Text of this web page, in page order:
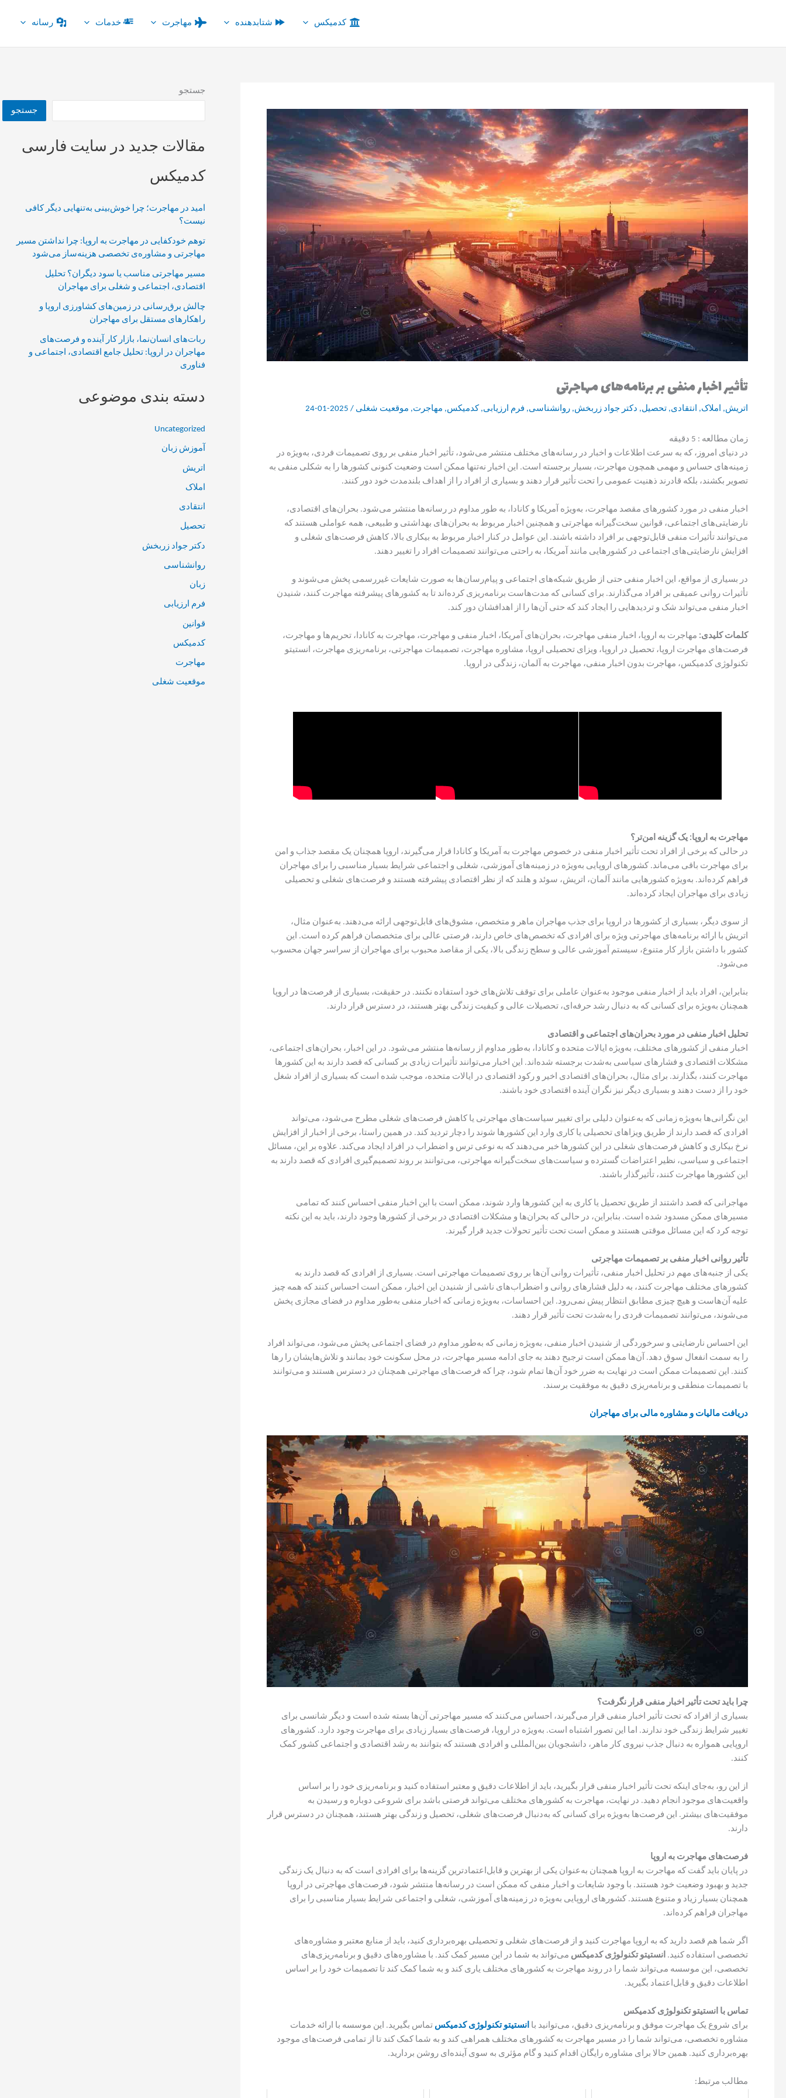
کدمیکس شتابدهنده مهاجرت خدمات رسانه
تأثیر اخبار منفی بر برنامه‌های مهاجرتی
اتریش, املاک, انتقادی, تحصیل, دکتر جواد زربخش, روانشناسی, فرم ارزیابی, کدمیکس, مهاجرت, موقعیت شغلی /
2025-01-24
زمان مطالعه : 5 دقیقه
در دنیای امروز، که به سرعت اطلاعات و اخبار در رسانه‌های مختلف منتشر می‌شود، تأثیر اخبار منفی بر روی تصمیمات فردی، به‌ویژه در
زمینه‌های حساس و مهمی همچون مهاجرت، بسیار برجسته است. این اخبار نه‌تنها ممکن است وضعیت کنونی کشورها را به شکلی منفی به
تصویر بکشند، بلکه قادرند ذهنیت عمومی را تحت تأثیر قرار دهند و بسیاری از افراد را از اهداف بلندمدت خود دور کنند.
اخبار منفی در مورد کشورهای مقصد مهاجرت، به‌ویژه آمریکا و کانادا، به طور مداوم در رسانه‌ها منتشر می‌شود. بحران‌های اقتصادی،
نارضایتی‌های اجتماعی، قوانین سخت‌گیرانه مهاجرتی و همچنین اخبار مربوط به بحران‌های بهداشتی و طبیعی، همه عواملی هستند که
می‌توانند تأثیرات منفی قابل‌توجهی بر افراد داشته باشند. این عوامل در کنار اخبار مربوط به بیکاری بالا، کاهش فرصت‌های شغلی و
افزایش نارضایتی‌های اجتماعی در کشورهایی مانند آمریکا، به راحتی می‌توانند تصمیمات افراد را تغییر دهند.
در بسیاری از مواقع، این اخبار منفی حتی از طریق شبکه‌های اجتماعی و پیام‌رسان‌ها به صورت شایعات غیررسمی پخش می‌شوند و
تأثیرات روانی عمیقی بر افراد می‌گذارند. برای کسانی که مدت‌هاست برنامه‌ریزی کرده‌اند تا به کشورهای پیشرفته مهاجرت کنند، شنیدن
اخبار منفی می‌تواند شک و تردیدهایی را ایجاد کند که حتی آن‌ها را از اهدافشان دور کند.
کلمات کلیدی: مهاجرت به اروپا، اخبار منفی مهاجرت، بحران‌های آمریکا، اخبار منفی و مهاجرت، مهاجرت به کانادا، تحریم‌ها و مهاجرت،
فرصت‌های مهاجرت اروپا، تحصیل در اروپا، ویزای تحصیلی اروپا، مشاوره مهاجرت، تصمیمات مهاجرتی، برنامه‌ریزی مهاجرت، انستیتو
تکنولوژی کدمیکس، مهاجرت بدون اخبار منفی، مهاجرت به آلمان، زندگی در اروپا.
مهاجرت به اروپا: یک گزینه امن‌تر؟
در حالی که برخی از افراد تحت تأثیر اخبار منفی در خصوص مهاجرت به آمریکا و کانادا قرار می‌گیرند، اروپا همچنان یک مقصد جذاب و امن
برای مهاجرت باقی می‌ماند. کشورهای اروپایی به‌ویژه در زمینه‌های آموزشی، شغلی و اجتماعی شرایط بسیار مناسبی را برای مهاجران
فراهم کرده‌اند. به‌ویژه کشورهایی مانند آلمان، اتریش، سوئد و هلند که از نظر اقتصادی پیشرفته هستند و فرصت‌های شغلی و تحصیلی
زیادی برای مهاجران ایجاد کرده‌اند.
از سوی دیگر، بسیاری از کشورها در اروپا برای جذب مهاجران ماهر و متخصص، مشوق‌های قابل‌توجهی ارائه می‌دهند. به‌عنوان مثال،
اتریش با ارائه برنامه‌های مهاجرتی ویژه برای افرادی که تخصص‌های خاص دارند، فرصتی عالی برای متخصصان فراهم کرده است. این
کشور با داشتن بازار کار متنوع، سیستم آموزشی عالی و سطح زندگی بالا، یکی از مقاصد محبوب برای مهاجران از سراسر جهان محسوب
می‌شود.
بنابراین، افراد باید از اخبار منفی موجود به‌عنوان عاملی برای توقف تلاش‌های خود استفاده نکنند. در حقیقت، بسیاری از فرصت‌ها در اروپا
همچنان به‌ویژه برای کسانی که به دنبال رشد حرفه‌ای، تحصیلات عالی و کیفیت زندگی بهتر هستند، در دسترس قرار دارند.
تحلیل اخبار منفی در مورد بحران‌های اجتماعی و اقتصادی
اخبار منفی از کشورهای مختلف، به‌ویژه ایالات متحده و کانادا، به‌طور مداوم از رسانه‌ها منتشر می‌شود. در این اخبار، بحران‌های اجتماعی،
مشکلات اقتصادی و فشارهای سیاسی به‌شدت برجسته شده‌اند. این اخبار می‌توانند تأثیرات زیادی بر کسانی که قصد دارند به این کشورها
مهاجرت کنند، بگذارند. برای مثال، بحران‌های اقتصادی اخیر و رکود اقتصادی در ایالات متحده، موجب شده است که بسیاری از افراد شغل
خود را از دست دهند و بسیاری دیگر نیز نگران آینده اقتصادی خود باشند.
این نگرانی‌ها به‌ویژه زمانی که به‌عنوان دلیلی برای تغییر سیاست‌های مهاجرتی یا کاهش فرصت‌های شغلی مطرح می‌شود، می‌تواند
افرادی که قصد دارند از طریق ویزاهای تحصیلی یا کاری وارد این کشورها شوند را دچار تردید کند. در همین راستا، برخی از اخبار از افزایش
نرخ بیکاری و کاهش فرصت‌های شغلی در این کشورها خبر می‌دهند که به نوعی ترس و اضطراب در افراد ایجاد می‌کند. علاوه بر این، مسائل
اجتماعی و سیاسی، نظیر اعتراضات گسترده و سیاست‌های سخت‌گیرانه مهاجرتی، می‌توانند بر روند تصمیم‌گیری افرادی که قصد دارند به
این کشورها مهاجرت کنند، تأثیرگذار باشند.
مهاجرانی که قصد داشتند از طریق تحصیل یا کاری به این کشورها وارد شوند، ممکن است با این اخبار منفی احساس کنند که تمامی
مسیرهای ممکن مسدود شده است. بنابراین، در حالی که بحران‌ها و مشکلات اقتصادی در برخی از کشورها وجود دارند، باید به این نکته
توجه کرد که این مسائل موقتی هستند و ممکن است تحت تأثیر تحولات جدید قرار گیرند.
تأثیر روانی اخبار منفی بر تصمیمات مهاجرتی
یکی از جنبه‌های مهم در تحلیل اخبار منفی، تأثیرات روانی آن‌ها بر روی تصمیمات مهاجرتی است. بسیاری از افرادی که قصد دارند به
کشورهای مختلف مهاجرت کنند، به دلیل فشارهای روانی و اضطراب‌های ناشی از شنیدن این اخبار، ممکن است احساس کنند که همه چیز
علیه آن‌هاست و هیچ چیزی مطابق انتظار پیش نمی‌رود. این احساسات، به‌ویژه زمانی که اخبار منفی به‌طور مداوم در فضای مجازی پخش
می‌شوند، می‌توانند تصمیمات فردی را به‌شدت تحت تأثیر قرار دهند.
این احساس نارضایتی و سرخوردگی از شنیدن اخبار منفی، به‌ویژه زمانی که به‌طور مداوم در فضای اجتماعی پخش می‌شود، می‌تواند افراد
را به سمت انفعال سوق دهد. آن‌ها ممکن است ترجیح دهند به جای ادامه مسیر مهاجرت، در محل سکونت خود بمانند و تلاش‌هایشان را رها
کنند. این تصمیمات ممکن است در نهایت به ضرر خود آن‌ها تمام شود، چرا که فرصت‌های مهاجرتی همچنان در دسترس هستند و می‌توانند
با تصمیمات منطقی و برنامه‌ریزی دقیق به موفقیت برسند.
دریافت مالیات و مشاوره مالی برای مهاجران
چرا باید تحت تأثیر اخبار منفی قرار نگرفت؟
بسیاری از افراد که تحت تأثیر اخبار منفی قرار می‌گیرند، احساس می‌کنند که مسیر مهاجرتی آن‌ها بسته شده است و دیگر شانسی برای
تغییر شرایط زندگی خود ندارند. اما این تصور اشتباه است. به‌ویژه در اروپا، فرصت‌های بسیار زیادی برای مهاجرت وجود دارد. کشورهای
اروپایی همواره به دنبال جذب نیروی کار ماهر، دانشجویان بین‌المللی و افرادی هستند که بتوانند به رشد اقتصادی و اجتماعی کشور کمک
کنند.
از این رو، به‌جای اینکه تحت تأثیر اخبار منفی قرار بگیرید، باید از اطلاعات دقیق و معتبر استفاده کنید و برنامه‌ریزی خود را بر اساس
واقعیت‌های موجود انجام دهید. در نهایت، مهاجرت به کشورهای مختلف می‌تواند فرصتی باشد برای شروعی دوباره و رسیدن به
موفقیت‌های بیشتر. این فرصت‌ها به‌ویژه برای کسانی که به‌دنبال فرصت‌های شغلی، تحصیل و زندگی بهتر هستند، همچنان در دسترس قرار
دارند.
فرصت‌های مهاجرت به اروپا
در پایان باید گفت که مهاجرت به اروپا همچنان به‌عنوان یکی از بهترین و قابل‌اعتمادترین گزینه‌ها برای افرادی است که به دنبال یک زندگی
جدید و بهبود وضعیت خود هستند. با وجود شایعات و اخبار منفی که ممکن است در رسانه‌ها منتشر شود، فرصت‌های مهاجرتی در اروپا
همچنان بسیار زیاد و متنوع هستند. کشورهای اروپایی به‌ویژه در زمینه‌های آموزشی، شغلی و اجتماعی شرایط بسیار مناسبی را برای
مهاجران فراهم کرده‌اند.
اگر شما هم قصد دارید که به اروپا مهاجرت کنید و از فرصت‌های شغلی و تحصیلی بهره‌برداری کنید، باید از منابع معتبر و مشاوره‌های
تخصصی استفاده کنید. انستیتو تکنولوژی کدمیکس می‌تواند به شما در این مسیر کمک کند. با مشاوره‌های دقیق و برنامه‌ریزی‌های
تخصصی، این موسسه می‌تواند شما را در روند مهاجرت به کشورهای مختلف یاری کند و به شما کمک کند تا تصمیمات خود را بر اساس
اطلاعات دقیق و قابل‌اعتماد بگیرید.
تماس با انستیتو تکنولوژی کدمیکس
برای شروع یک مهاجرت موفق و برنامه‌ریزی دقیق، می‌توانید با انستیتو تکنولوژی کدمیکس تماس بگیرید. این موسسه با ارائه خدمات
مشاوره تخصصی، می‌تواند شما را در مسیر مهاجرت به کشورهای مختلف همراهی کند و به شما کمک کند تا از تمامی فرصت‌های موجود
بهره‌برداری کنید. همین حالا برای مشاوره رایگان اقدام کنید و گام مؤثری به سوی آینده‌ای روشن بردارید.
مطالب مرتبط:
جستجو
جستجو
مقالات جدید در سایت فارسی
کدمیکس
امید در مهاجرت؛ چرا خوش‌بینی به‌تنهایی دیگر کافی
نیست؟
توهم خودکفایی در مهاجرت به اروپا: چرا نداشتن مسیر
مهاجرتی و مشاوره‌ی تخصصی هزینه‌ساز می‌شود
مسیر مهاجرتی مناسب یا سود دیگران؟ تحلیل
اقتصادی، اجتماعی و شغلی برای مهاجران
چالش برق‌رسانی در زمین‌های کشاورزی اروپا و
راهکارهای مستقل برای مهاجران
ربات‌های انسان‌نما، بازار کار آینده و فرصت‌های
مهاجران در اروپا: تحلیل جامع اقتصادی، اجتماعی و
فناوری
دسته بندی موضوعی
Uncategorized
آموزش زبان
اتریش
املاک
انتقادی
تحصیل
دکتر جواد زربخش
روانشناسی
زبان
فرم ارزیابی
قوانین
کدمیکس
مهاجرت
موقعیت شغلی